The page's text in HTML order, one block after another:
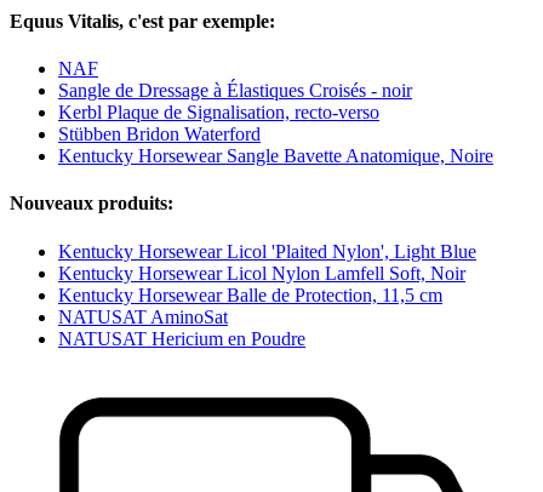
Equus Vitalis, c'est par exemple:
NAF
Sangle de Dressage à Élastiques Croisés - noir
Kerbl Plaque de Signalisation, recto-verso
Stübben Bridon Waterford
Kentucky Horsewear Sangle Bavette Anatomique, Noire
Nouveaux produits:
Kentucky Horsewear Licol 'Plaited Nylon', Light Blue
Kentucky Horsewear Licol Nylon Lamfell Soft, Noir
Kentucky Horsewear Balle de Protection, 11,5 cm
NATUSAT AminoSat
NATUSAT Hericium en Poudre